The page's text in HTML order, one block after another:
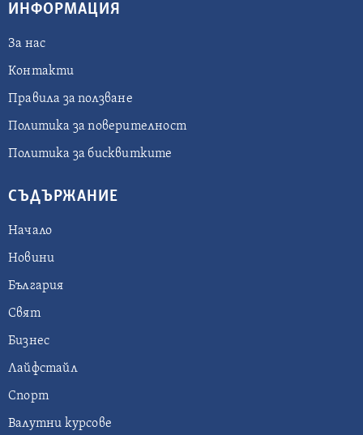
ИНФОРМАЦИЯ
За нас
Контакти
Правила за ползване
Политика за поверителност
Политика за бисквитките
СЪДЪРЖАНИЕ
Начало
Новини
България
Свят
Бизнес
Лайфстайл
Спорт
Валутни курсове